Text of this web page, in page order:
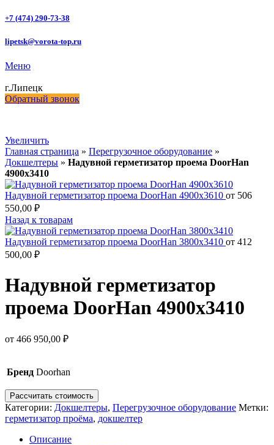
+7 (474) 290-73-38
lipetsk@vorota-top.ru
Меню
г.Липецк
Обратный звонок
Увеличить
Главная страница » Перегрузочное оборудование »
Докшелтеры » Надувной герметизатор проема DoorHan
4900х3410
Надувной герметизатор проема DoorHan 4900х3610 от 506
550,00 ₽
Назад к товарам
Надувной герметизатор проема DoorHan 3800х3410 от 412
500,00 ₽
Надувной герметизатор
проема DoorHan 4900х3410
от 466 950,00 ₽
Бренд Doorhan
Рассчитать стоимость
Категории: Докшелтеры, Перегрузочное оборудование Метки:
герметизатор проёма, докшелтер
Описание